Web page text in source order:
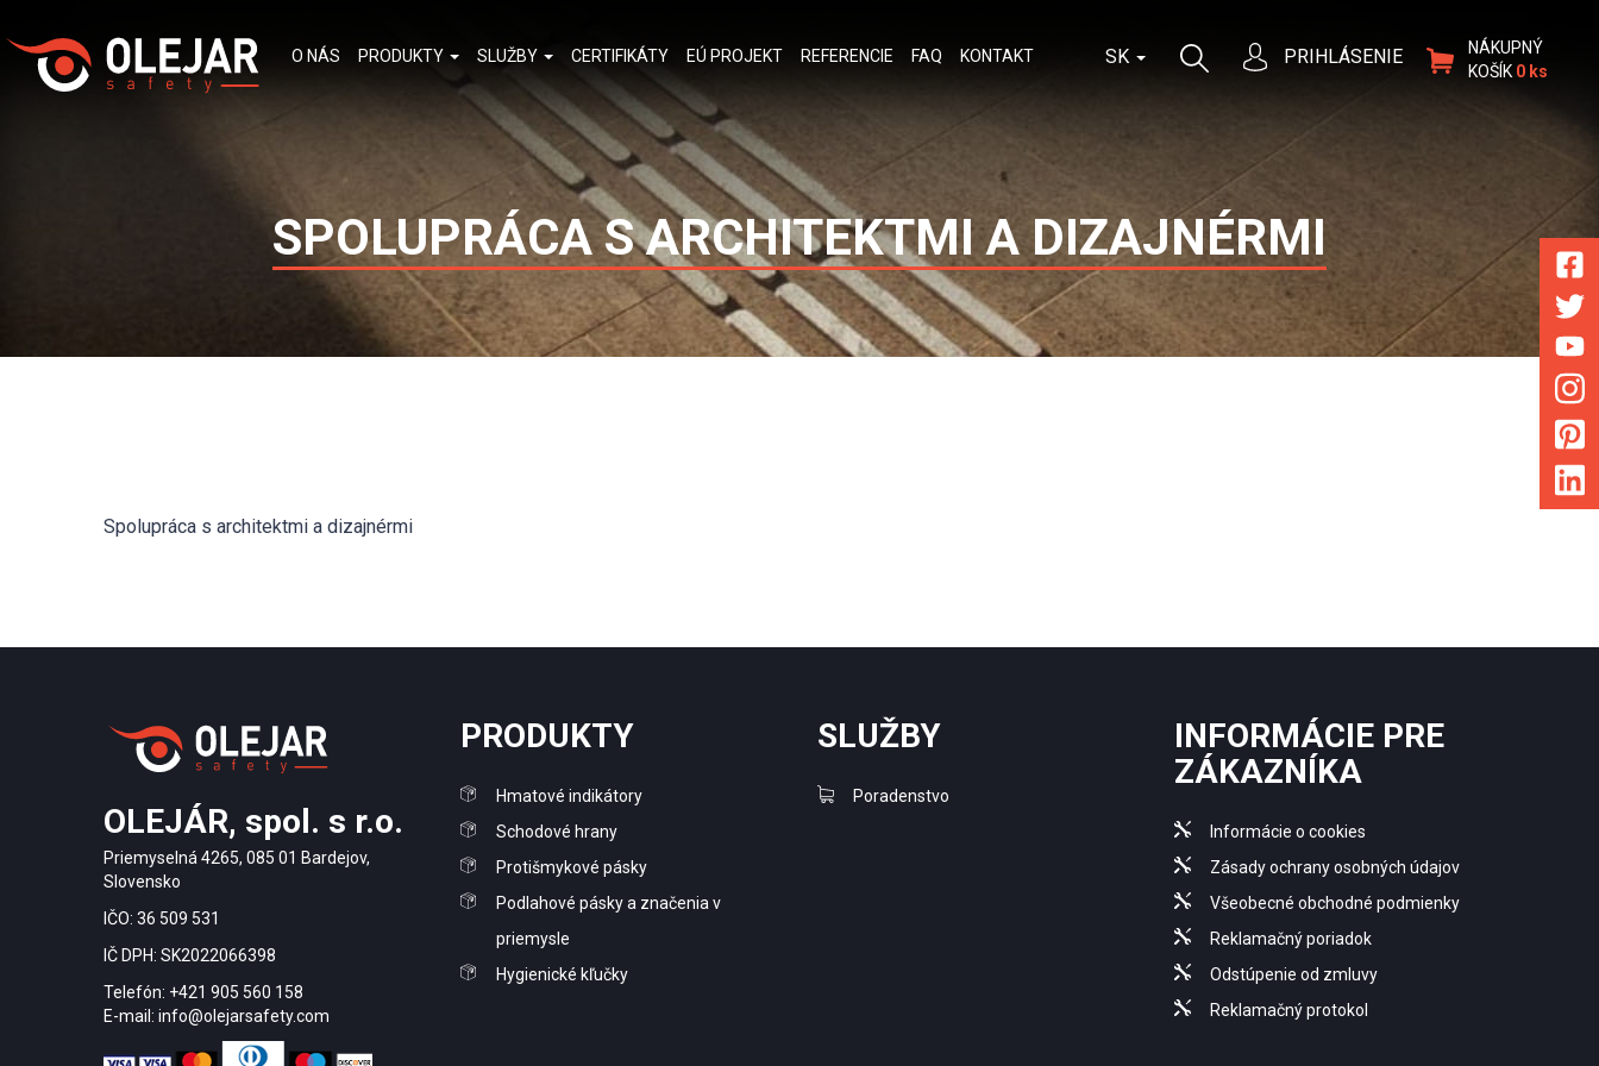
SPOLUPRÁCA S ARCHITEKTMI A DIZAJNÉRMI
Spolupráca s architektmi a dizajnérmi
OLEJÁR, spol. s r.o.
Priemyselná 4265, 085 01 Bardejov,
Slovensko
IČO: 36 509 531
IČ DPH: SK2022066398
Telefón: +421 905 560 158
E-mail: info@olejarsafety.com
PRODUKTY
Hmatové indikátory
Schodové hrany
Protišmykové pásky
Podlahové pásky a značenia v
priemysle
Hygienické kľučky
SLUŽBY
Poradenstvo
INFORMÁCIE PRE
ZÁKAZNÍKA
Informácie o cookies
Zásady ochrany osobných údajov
Všeobecné obchodné podmienky
Reklamačný poriadok
Odstúpenie od zmluvy
Reklamačný protokol
O NÁS PRODUKTY SLUŽBY CERTIFIKÁTY EÚ PROJEKT REFERENCIE FAQ KONTAKT SK PRIHLÁSENIE
NÁKUPNÝ
KOŠÍK 0 ks